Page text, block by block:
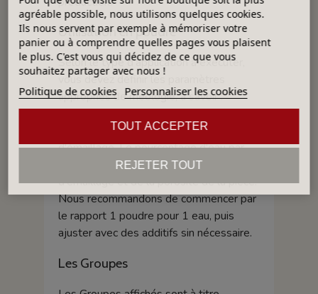
Utilisation en poudre
Selon le type d'application à exécuter,
vous devez définir les paramètres
appropriés de rhéologie, à savoir :
réglage de densité et de viscosité
appropriée pour chaque système
d'émaillage. Le pourcentage d'eau par
rapport à la poudre dépend su système
d'émaillage et de la porosité de la pièce.
Nous recommandons de commencer par
le rapport 1 poudre pour 1 eau, puis
ajuster avec des additifs sin nécessaire.
Les Groupes
agréable possible, nous utilisons quelques cookies.
Ils nous servent par exemple à mémoriser votre
panier ou à comprendre quelles pages vous plaisent
le plus. C'est vous qui décidez de ce que vous
souhaitez partager avec nous !
Politique de cookies Personnaliser les cookies
REJETER TOUT
TOUT ACCEPTER